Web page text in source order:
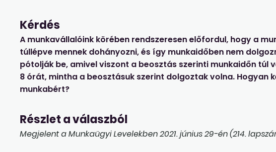
Kérdés
A munkavállalóink körében rendszeresen előfordul, hogy a
túllépve mennek dohányozni, és így munkaidőben nem
pótolják be, amivel viszont a beosztás szerinti munkaidőn túl
8 órát, mintha a beosztásuk szerint dolgoztak volna. Hogyan
munkabért?
Részlet a válaszból
Megjelent a Munkaügyi Levelekben 2021. június 29-én (214.